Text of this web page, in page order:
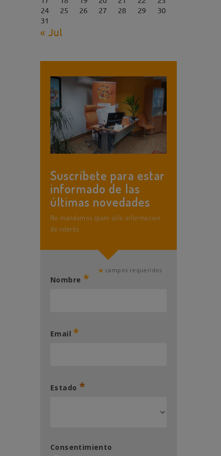
24
25 26 27 28 29
30
31
« Jul
Suscríbete para estar
informado de las
últimas novedades
No mandamos spam sólo información
de interés
* campos requeridos
Nombre *
Email*
Estado *
Consentimiento